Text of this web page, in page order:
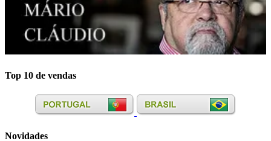
Top 10 de vendas
Novidades